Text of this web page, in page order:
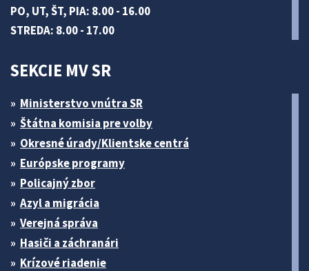
PO, UT, ŠT, PIA: 8.00 - 16.00
STREDA: 8.00 - 17.00
SEKCIE MV SR
Ministerstvo vnútra SR
Štátna komisia pre volby
Okresné úrady/Klientske centrá
Európske programy
Policajný zbor
Azyl a migrácia
Verejná správa
Hasiči a záchranári
Krízové riadenie